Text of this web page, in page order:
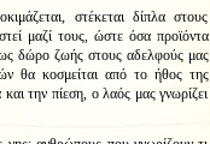
στέκεται δίπλα στους
μαζί τους, ώστε όσα προϊόντα
δώρο ζωής στους αδελφούς μας
θα κοσμείται από το ήθος της
την πίεση, ο λαός μας γνωρίζει